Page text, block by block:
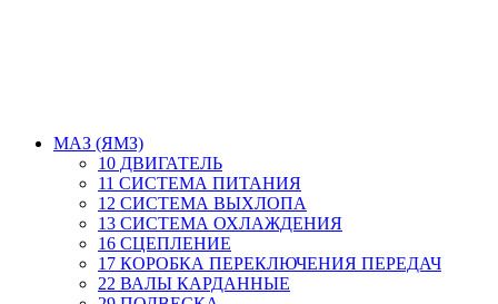
МАЗ (ЯМЗ)
10 ДВИГАТЕЛЬ
11 СИСТЕМА ПИТАНИЯ
12 СИСТЕМА ВЫХЛОПА
13 СИСТЕМА ОХЛАЖДЕНИЯ
16 СЦЕПЛЕНИЕ
17 КОРОБКА ПЕРЕКЛЮЧЕНИЯ ПЕРЕДАЧ
22 ВАЛЫ КАРДАННЫЕ